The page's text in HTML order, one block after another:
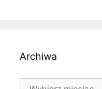
Archiwa
Archiwa